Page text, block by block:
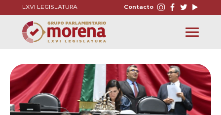
LXVI LEGISLATURA Contacto
Toggle
navigation